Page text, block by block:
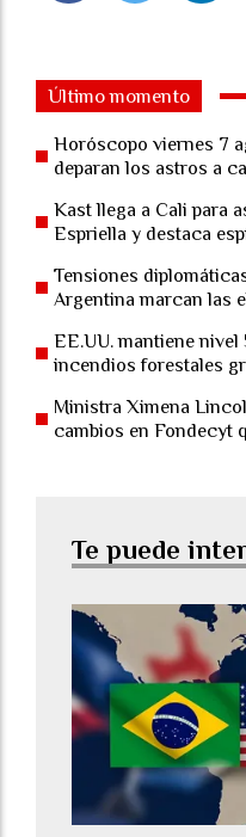
Último momento
Horóscopo viernes 7
deparan los astros a
Kast llega a Cali para
Espriella y destaca
Tensiones
Argentina marcan las
EE.UU. mantiene nivel
incendios forestales
Ministra Ximena
cambios en Fondecyt
Te puede